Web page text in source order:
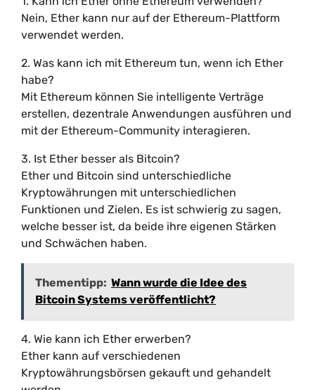
Nein, Ether kann nur auf der Ethereum-Plattform
verwendet werden.
2. Was kann ich mit Ethereum tun, wenn ich Ether
habe?
Mit Ethereum können Sie intelligente Verträge
erstellen, dezentrale Anwendungen ausführen und
mit der Ethereum-Community interagieren.
3. Ist Ether besser als Bitcoin?
Ether und Bitcoin sind unterschiedliche
Kryptowährungen mit unterschiedlichen
Funktionen und Zielen. Es ist schwierig zu sagen,
welche besser ist, da beide ihre eigenen Stärken
und Schwächen haben.
Thementipp: Wann wurde die Idee des
Bitcoin Systems veröffentlicht?
4. Wie kann ich Ether erwerben?
Ether kann auf verschiedenen
Kryptowährungsbörsen gekauft und gehandelt